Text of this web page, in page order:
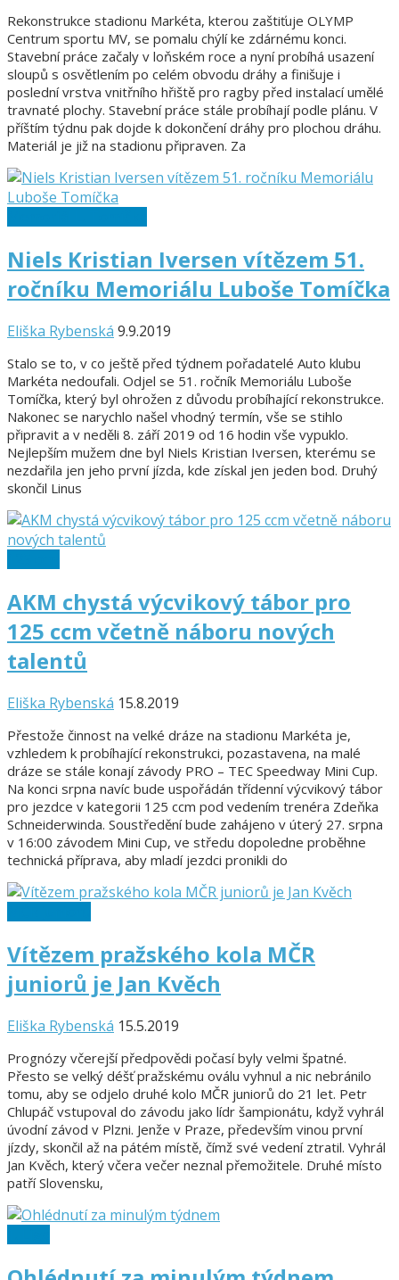
Rekonstrukce stadionu Markéta, kterou zaštiťuje OLYMP
Centrum sportu MV, se pomalu chýlí ke zdárnému konci.
Stavební práce začaly v loňském roce a nyní probíhá usazení
sloupů s osvětlením po celém obvodu dráhy a finišuje i
poslední vrstva vnitřního hřiště pro ragby před instalací umělé
travnaté plochy. Stavební práce stále probíhají podle plánu. V
příštím týdnu pak dojde k dokončení dráhy pro plochou dráhu.
Materiál je již na stadionu připraven. Za
Niels Kristian Iversen vítězem 51.
ročníku Memoriálu Luboše Tomíčka
Eliška Rybenská 9.9.2019
Stalo se to, v co ještě před týdnem pořadatelé Auto klubu
Markéta nedoufali. Odjel se 51. ročník Memoriálu Luboše
Tomíčka, který byl ohrožen z důvodu probíhající rekonstrukce.
Nakonec se narychlo našel vhodný termín, vše se stihlo
připravit a v neděli 8. září 2019 od 16 hodin vše vypuklo.
Nejlepším mužem dne byl Niels Kristian Iversen, kterému se
nezdařila jen jeho první jízda, kde získal jen jeden bod. Druhý
skončil Linus
AKM chystá výcvikový tábor pro
125 ccm včetně náboru nových
talentů
Eliška Rybenská 15.8.2019
Přestože činnost na velké dráze na stadionu Markéta je,
vzhledem k probíhající rekonstrukci, pozastavena, na malé
dráze se stále konají závody PRO – TEC Speedway Mini Cup.
Na konci srpna navíc bude uspořádán třídenní výcvikový tábor
pro jezdce v kategorii 125 ccm pod vedením trenéra Zdeňka
Schneiderwinda. Soustředění bude zahájeno v úterý 27. srpna
v 16:00 závodem Mini Cup, ve středu dopoledne proběhne
technická příprava, aby mladí jezdci pronikli do
Vítězem pražského kola MČR
juniorů je Jan Kvěch
Eliška Rybenská 15.5.2019
Prognózy včerejší předpovědi počasí byly velmi špatné.
Přesto se velký déšť pražskému oválu vyhnul a nic nebránilo
tomu, aby se odjelo druhé kolo MČR juniorů do 21 let. Petr
Chlupáč vstupoval do závodu jako lídr šampionátu, když vyhrál
úvodní závod v Plzni. Jenže v Praze, především vinou první
jízdy, skončil až na pátém místě, čímž své vedení ztratil. Vyhrál
Jan Kvěch, který včera večer neznal přemožitele. Druhé místo
patří Slovensku,